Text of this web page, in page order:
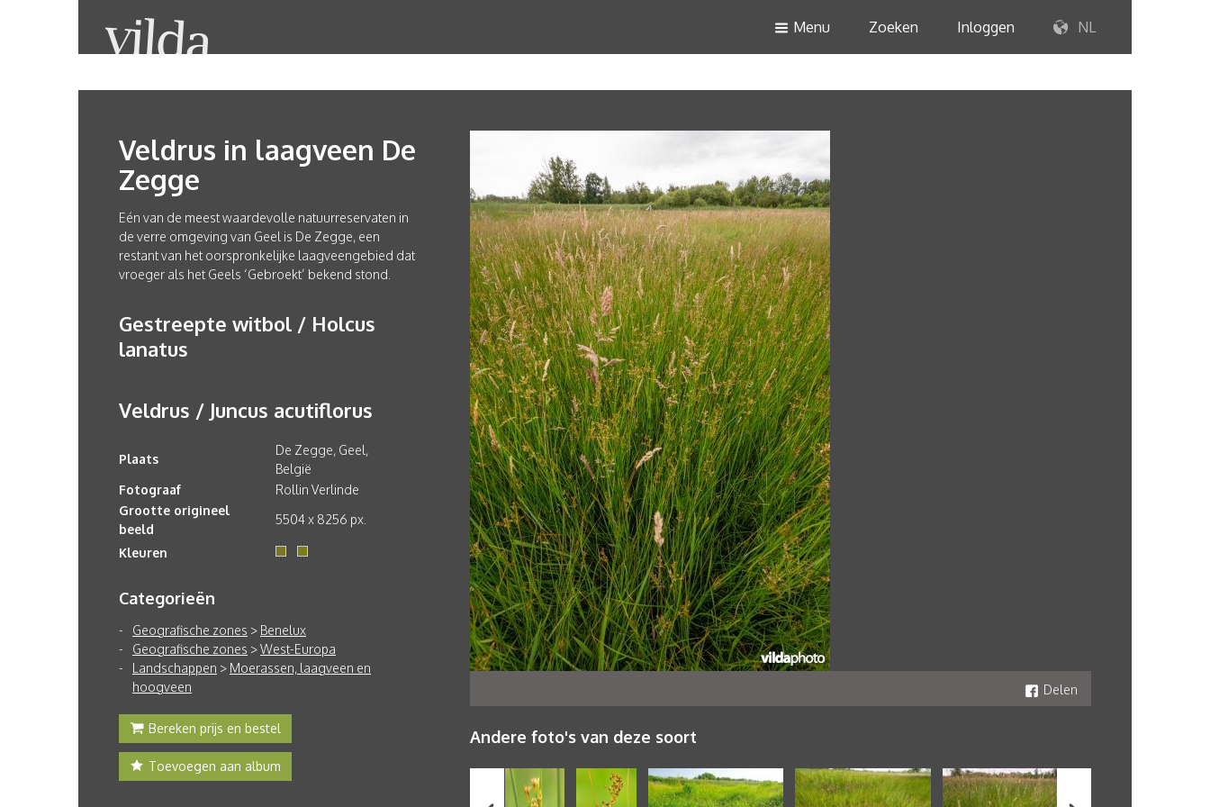
Menu Zoeken Inloggen NL
Veldrus in laagveen De
Zegge
Eén van de meest waardevolle natuurreservaten in
de verre omgeving van Geel is De Zegge, een
restant van het oorspronkelijke laagveengebied dat
vroeger als het Geels ‘Gebroekt’ bekend stond.
Gestreepte witbol / Holcus
lanatus
Veldrus / Juncus acutiflorus
Plaats
De Zegge, Geel,
België
Fotograaf
Rollin Verlinde
Grootte origineel
beeld
5504 x 8256 px.
Kleuren
Categorieën
Geografische zones > Benelux
Geografische zones >West-Europa
Landschappen > Moerassen, laagveen en
hoogveen
Bereken prijs en bestel
Toevoegen aan album
Delen
Andere foto's van deze soort